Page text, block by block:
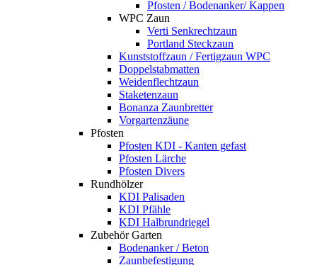
Pfosten / Bodenanker/ Kappen
WPC Zaun
Verti Senkrechtzaun
Portland Steckzaun
Kunststoffzaun / Fertigzaun WPC
Doppelstabmatten
Weidenflechtzaun
Staketenzaun
Bonanza Zaunbretter
Vorgartenzäune
Pfosten
Pfosten KDI - Kanten gefast
Pfosten Lärche
Pfosten Divers
Rundhölzer
KDI Palisaden
KDI Pfähle
KDI Halbrundriegel
Zubehör Garten
Bodenanker / Beton
Zaunbefestigung